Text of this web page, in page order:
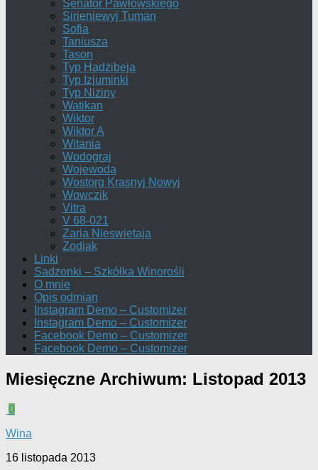
Senator Pawłowskiego
Sirieniewyj Tuman
Sofia
Taniusza
Tason
Typ Hadżibeja
Typ Izjuminki
Typ Niziny
Watikan
Wiktor
Wiktor A
Witania
Wodograj
Wojewoda
Wostorg Krasnyj Nowyj
Wowczik
Vitra
V 68-021
Zaria Nieswietaja
Zodiak
Linki
Sadzonki – Szkółka Winorośli
O mnie
Opis odmian
Instagram Demo – Customizer
Instagram Demo – Customizer
Facebook Demo – Customizer
Facebook Demo – Customizer
Miesięczne Archiwum: Listopad 2013
0
Wina
16 listopada 2013